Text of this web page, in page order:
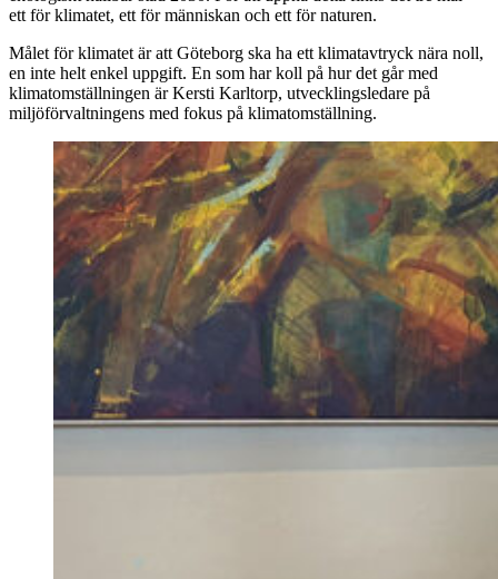
ett för klimatet, ett för människan och ett för naturen.
Målet för klimatet är att Göteborg ska ha ett klimatavtryck nära noll,
en inte helt enkel uppgift. En som har koll på hur det går med
klimatomställningen är Kersti Karltorp, utvecklingsledare på
miljöförvaltningens med fokus på klimatomställning.